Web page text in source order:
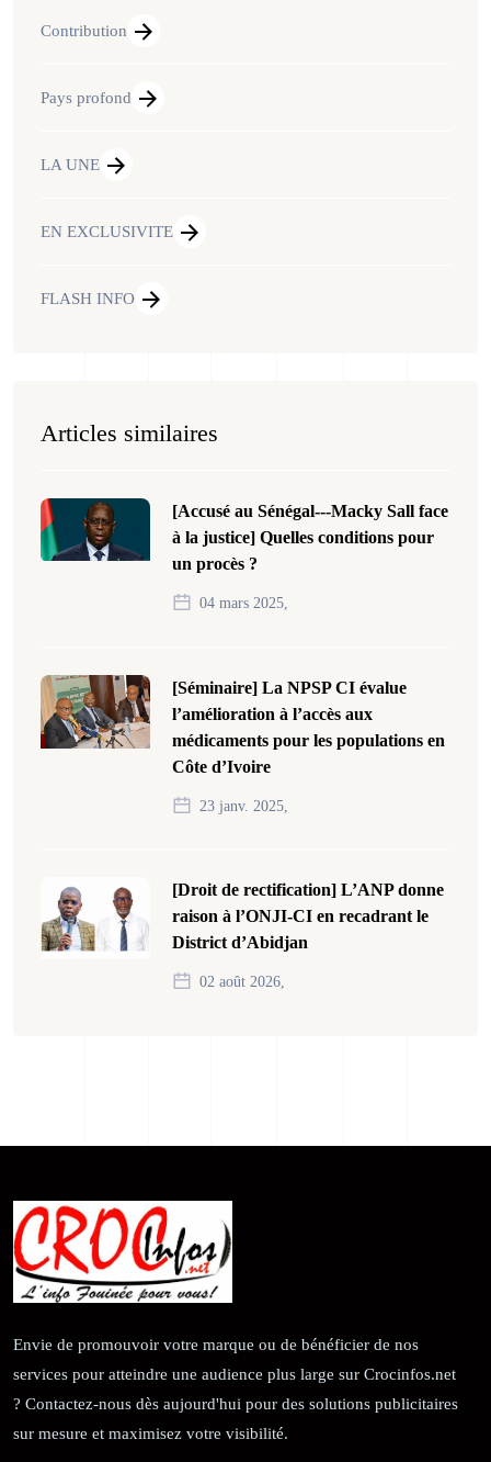
Contribution
Pays profond
LA UNE
EN EXCLUSIVITE
FLASH INFO
Articles similaires
[Accusé au Sénégal---Macky Sall face
à la justice] Quelles conditions pour
un procès ?
04 mars 2025,
[Séminaire] La NPSP CI évalue
l’amélioration à l’accès aux
médicaments pour les populations en
Côte d’Ivoire
23 janv. 2025,
[Droit de rectification] L’ANP donne
raison à l’ONJI-CI en recadrant le
District d’Abidjan
02 août 2026,
Envie de promouvoir votre marque ou de bénéficier de nos
services pour atteindre une audience plus large sur Crocinfos.net
? Contactez-nous dès aujourd'hui pour des solutions publicitaires
sur mesure et maximisez votre visibilité.